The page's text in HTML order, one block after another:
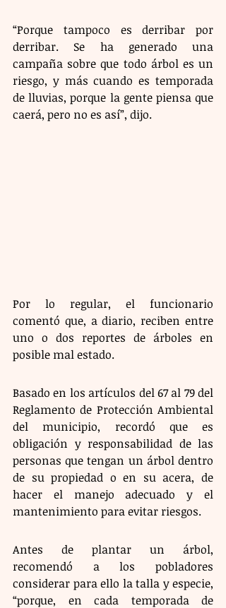
“Porque tampoco es derribar por
derribar. Se ha generado una
campaña sobre que todo árbol es un
riesgo, y más cuando es temporada
de lluvias, porque la gente piensa que
caerá, pero no es así”, dijo.
Por lo regular, el funcionario
comentó que, a diario, reciben entre
uno o dos reportes de árboles en
posible mal estado.
Basado en los artículos del 67 al 79 del
Reglamento de Protección Ambiental
del municipio, recordó que es
obligación y responsabilidad de las
personas que tengan un árbol dentro
de su propiedad o en su acera, de
hacer el manejo adecuado y el
mantenimiento para evitar riesgos.
Antes de plantar un árbol,
recomendó a los pobladores
considerar para ello la talla y especie,
“porque, en cada temporada de